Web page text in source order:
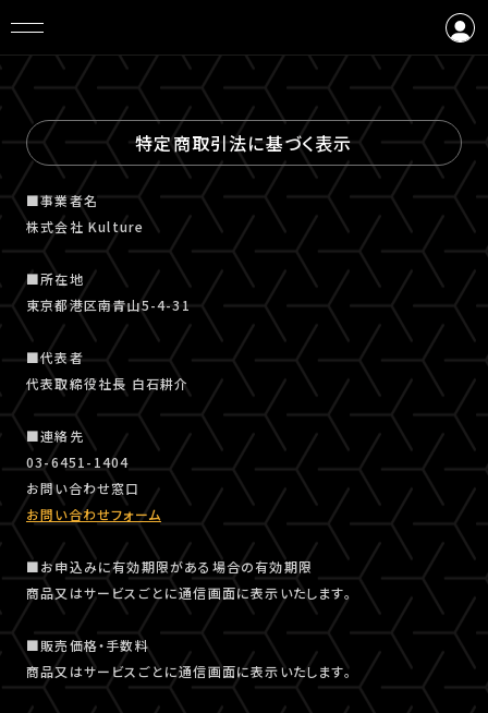
会員登録
特定商取引法に基づく表示
■事業者名
株式会社 Kulture
■所在地
東京都港区南青山5-4-31
■代表者
代表取締役社長 白石耕介
■連絡先
03-6451-1404
お問い合わせ窓口
お問い合わせフォーム
■お申込みに有効期限がある場合の有効期限
商品又はサービスごとに通信画面に表示いたします。
■販売価格・手数料
商品又はサービスごとに通信画面に表示いたします。